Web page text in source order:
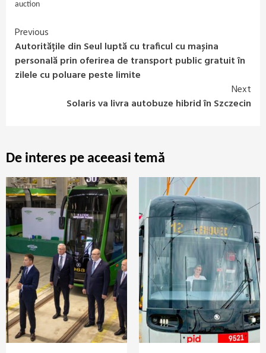
auction
Continue
Reading
Previous
Autoritățile din Seul luptă cu traficul cu mașina
personală prin oferirea de transport public gratuit în
zilele cu poluare peste limite
Next
Solaris va livra autobuze hibrid în Szczecin
De interes pe aceeasi temă